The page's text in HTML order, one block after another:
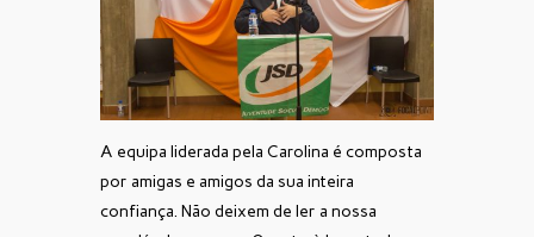
A equipa liderada pela Carolina é composta
por amigas e amigos da sua inteira
confiança. Não deixem de ler a nossa